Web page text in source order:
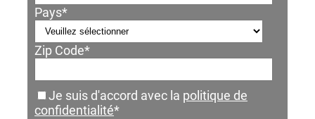
Pays*
Zip Code*
Je suis d'accord avec la politique de
confidentialité*